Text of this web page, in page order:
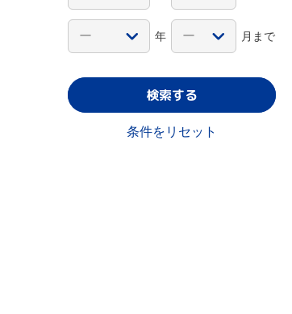
年 月まで
検索する
条件をリセット